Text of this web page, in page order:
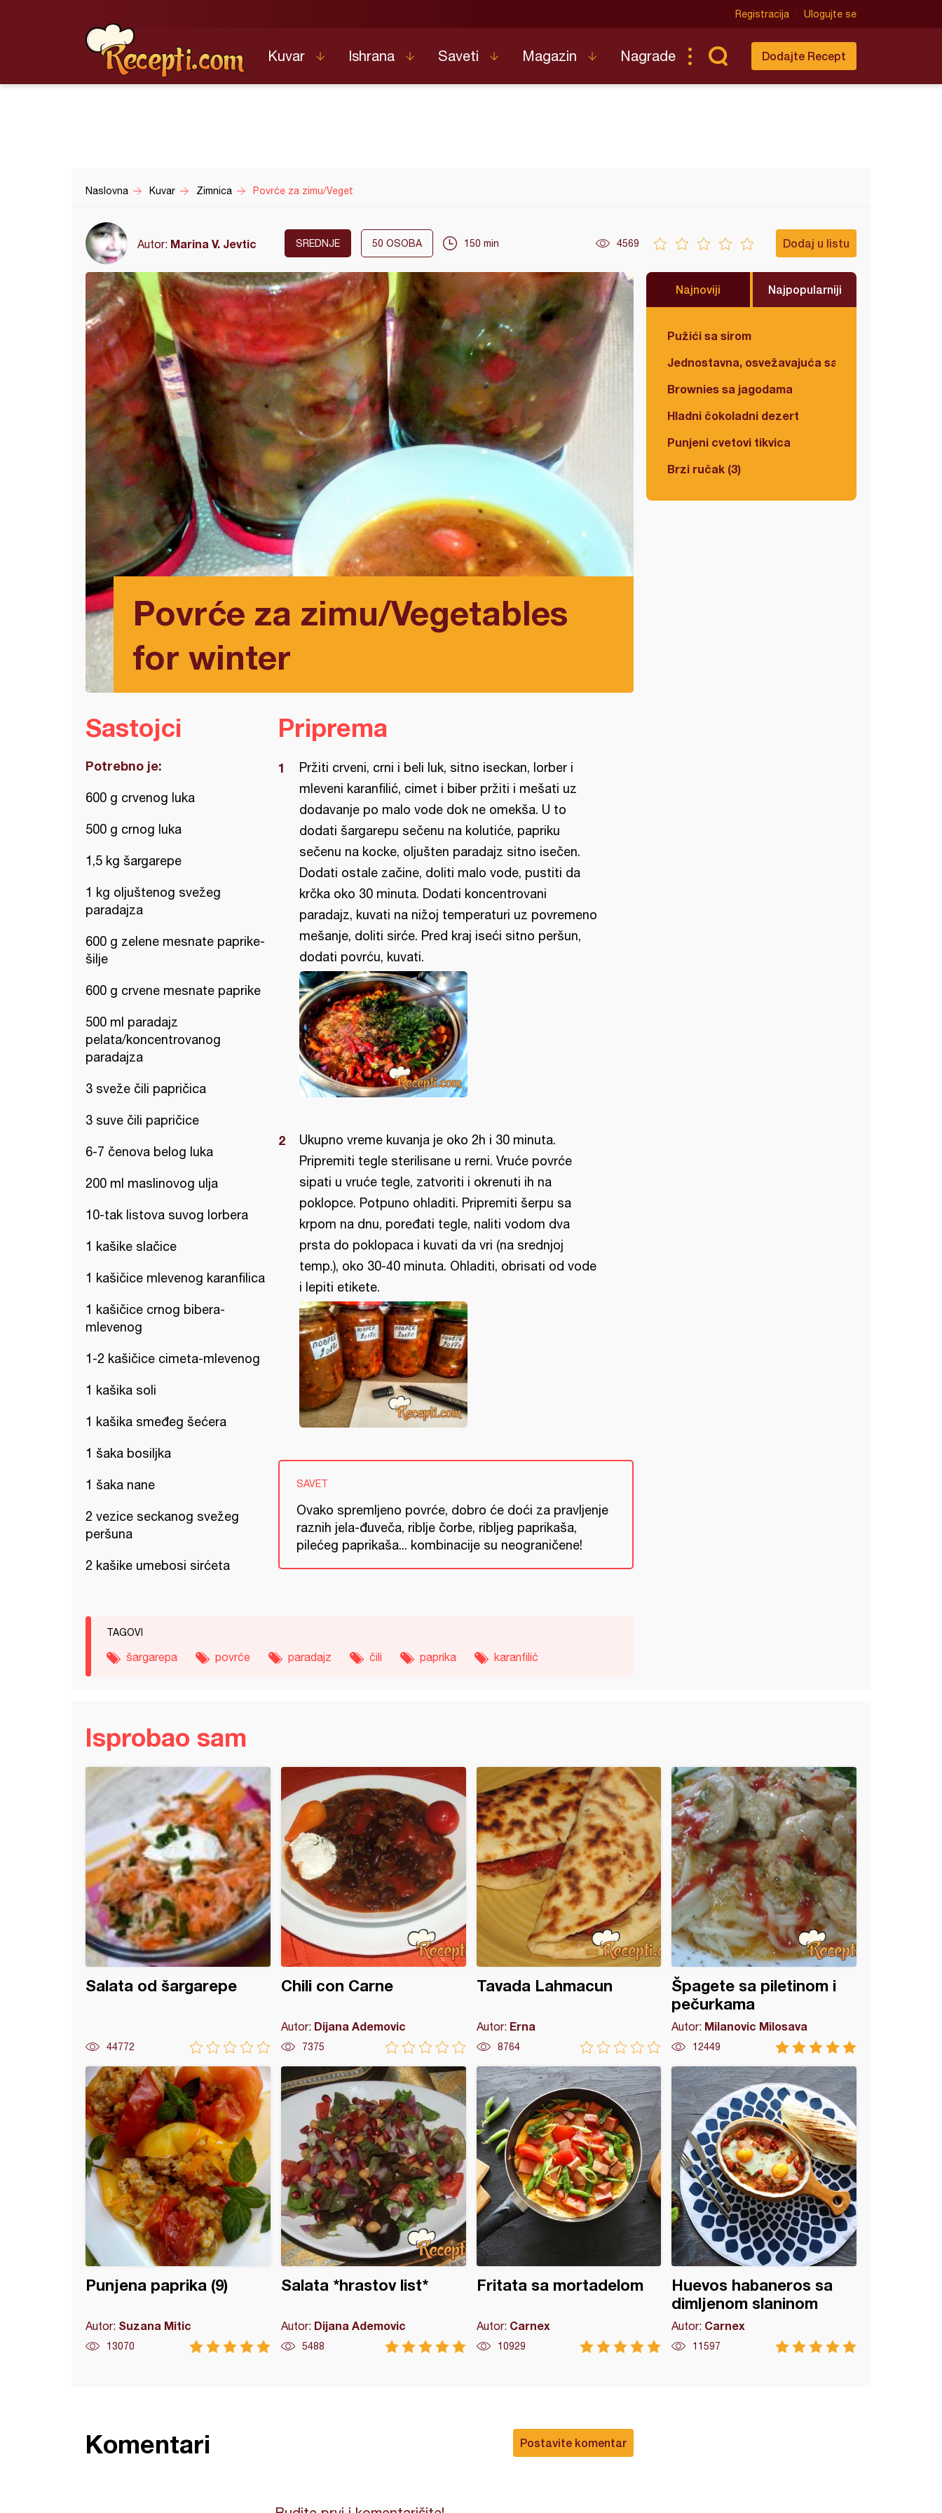
Registracija Ulogujte se
Kuvar Ishrana Saveti Magazin Nagrade Dodajte Recept
Naslovna Kuvar Zimnica Povrće za zimu/Veget
Autor: Marina V. Jevtic SREDNJE 50 OSOBA 150 min 4569 Dodaj u listu
Povrće za zimu/Vegetables
for winter
Najnoviji Najpopularniji
Pužići sa sirom
Jednostavna, osvežavajuća salata
Brownies sa jagodama
Hladni čokoladni dezert
Punjeni cvetovi tikvica
Brzi ručak (3)
Sastojci
Potrebno je:
600 g crvenog luka
500 g crnog luka
1,5 kg šargarepe
1 kg oljuštenog svežeg
paradajza
600 g zelene mesnate paprike-
šilje
600 g crvene mesnate paprike
500 ml paradajz
pelata/koncentrovanog
paradajza
3 sveže čili papričica
3 suve čili papričice
6-7 čenova belog luka
200 ml maslinovog ulja
10-tak listova suvog lorbera
1 kašike slačice
1 kašičice mlevenog karanfilica
1 kašičice crnog bibera-
mlevenog
1-2 kašičice cimeta-mlevenog
1 kašika soli
1 kašika smeđeg šećera
1 šaka bosiljka
1 šaka nane
2 vezice seckanog svežeg
peršuna
2 kašike umebosi sirćeta
Priprema
Pržiti crveni, crni i beli luk, sitno iseckan, lorber i
mleveni karanfilić, cimet i biber pržiti i mešati uz
dodavanje po malo vode dok ne omekša. U to
dodati šargarepu sečenu na kolutiće, papriku
sečenu na kocke, oljušten paradajz sitno isečen.
Dodati ostale začine, doliti malo vode, pustiti da
krčka oko 30 minuta. Dodati koncentrovani
paradajz, kuvati na nižoj temperaturi uz povremeno
mešanje, doliti sirće. Pred kraj iseći sitno peršun,
dodati povrću, kuvati.
Ukupno vreme kuvanja je oko 2h i 30 minuta.
Pripremiti tegle sterilisane u rerni. Vruće povrće
sipati u vruće tegle, zatvoriti i okrenuti ih na
poklopce. Potpuno ohladiti. Pripremiti šerpu sa
krpom na dnu, poređati tegle, naliti vodom dva
prsta do poklopaca i kuvati da vri (na srednjoj
temp.), oko 30-40 minuta. Ohladiti, obrisati od vode
i lepiti etikete.
SAVET
Ovako spremljeno povrće, dobro će doći za pravljenje
raznih jela-đuveča, riblje čorbe, ribljeg paprikaša,
pilećeg paprikaša... kombinacije su neograničene!
TAGOVI
šargarepa povrće paradajz čili paprika karanfilić
Isprobao sam
Salata od šargarepe
44772
Chili con Carne
Autor: Dijana Ademovic
7375
Tavada Lahmacun
Autor: Erna
8764
Špagete sa piletinom i
pečurkama
Autor: Milanovic Milosava
12449
sa piletinom i pečurkama
Punjena paprika (9)
Autor: Suzana Mitic
13070
Salata *hrastov list*
Autor: Dijana Ademovic
5488
Fritata sa mortadelom
Autor: Carnex
10929
Huevos habaneros sa
dimljenom slaninom
Autor: Carnex
11597
habaneros sa dimljenom slaninom
Postavite komentar
Komentari